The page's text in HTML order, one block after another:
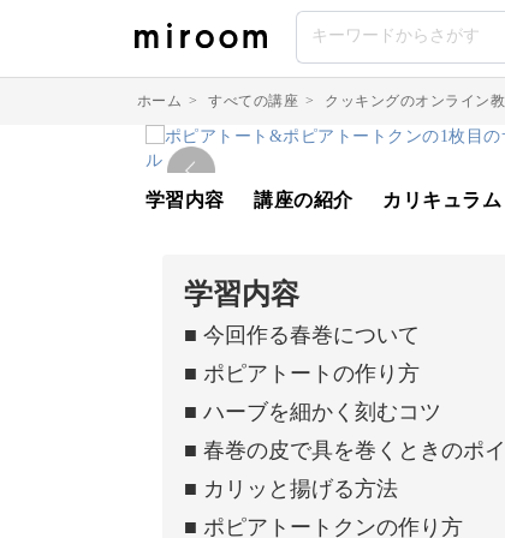
ホーム > すべての講座 > クッキングのオンライン
学習内容 講座の紹介 カリキュラム
学習内容
■ 今回作る春巻について
■ ポピアトートの作り方
■ ハーブを細かく刻むコツ
■ 春巻の皮で具を巻くときのポ
■ カリッと揚げる方法
■ ポピアトートクンの作り方